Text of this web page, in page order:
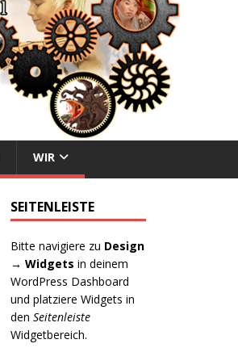
WIR
SEITENLEISTE
Bitte navigiere zu Design
→ Widgets in deinem
WordPress Dashboard
und platziere Widgets in
denSeitenleiste
Widgetbereich.